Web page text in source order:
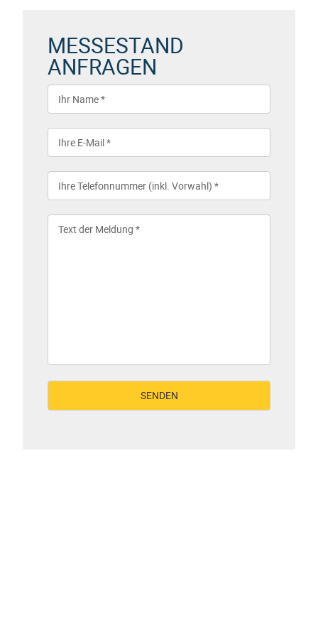
MESSESTAND
ANFRAGEN